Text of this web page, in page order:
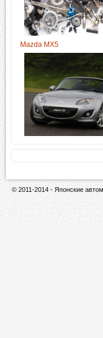
Mazda MX5
© 2011-2014 - Японские